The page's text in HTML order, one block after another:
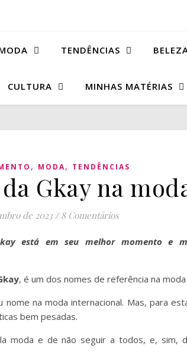
TENDÊNCIAS
CULTURA MINHAS MATÉRIAS
, MODA, TENDÊNCIAS
Gkay na
de 2023/ 8 Comentários
está em seu melhor momento e
, é um dos nomes de referência na moda
na moda internacional. Mas, para
bem pesadas.
moda e de não seguir a todos, e, sim,